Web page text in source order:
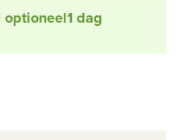
optioneel1 dag